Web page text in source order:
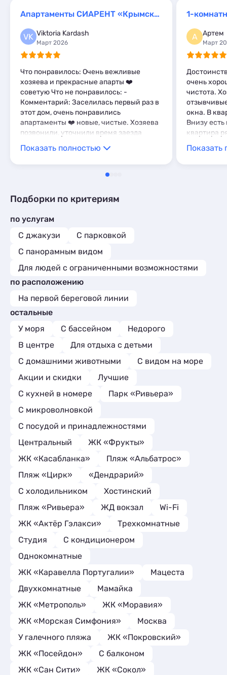
Комнаты 3
Апартаменты
Мини-отели
Пансионаты
Мини-отели 1
Комнаты 1 Апартаменты СИАРЕНТ «Крымский»
VK Viktoria Kardash
Март 2026
Что понравилось: Очень вежливые
хозяева и прекрасные апарты ❤️
советую Что не понравилось: -
Комментарий: Заселилась первый раз в
этот дом, очень понравились
апартаменты ❤️ новые, чистые. Хозяева
позвонили, уточнили время заезда
,отправили все вовремя. Круто ,давно не
было такого хорошего опыта в
заселении 5/5⭐️
Показать полностью
1-
А Артем
Март
очень
чистота.
окна. В
Внизу есть
квартира
можно
нет
Показать
Подборки по критериям
по услугам
С джакузи
С парковкой
С панорамным видом
Для людей с ограниченными возможностями
по расположению
На первой береговой линии
остальные
У моря
С бассейном
Недорого
В центре
Для отдыха с детьми
С домашними животными
С видом на море
Акции и скидки
Лучшие
C кухней в номере
Парк «Ривьера»
С микроволновкой
С посудой и принадлежностями
Центральный
ЖК «Фрукты»
ЖК «Касабланка»
Пляж «Альбатрос»
Пляж «Цирк»
«Дендрарий»
С холодильником
Хостинский
Пляж «Ривьера»
ЖД вокзал
Wi-Fi
ЖК «Актёр Гэлакси»
Трехкомнатные
Студия
С кондиционером
Однокомнатные
ЖК «Каравелла Португалии»
Мацеста
Двухкомнатные
Мамайка
ЖК «Метрополь»
ЖК «Моравия»
ЖК «Морская Симфония»
Москва
У галечного пляжа
ЖК «Покровский»
ЖК «Посейдон»
С балконом
ЖК «Сан Сити»
ЖК «Сокол»